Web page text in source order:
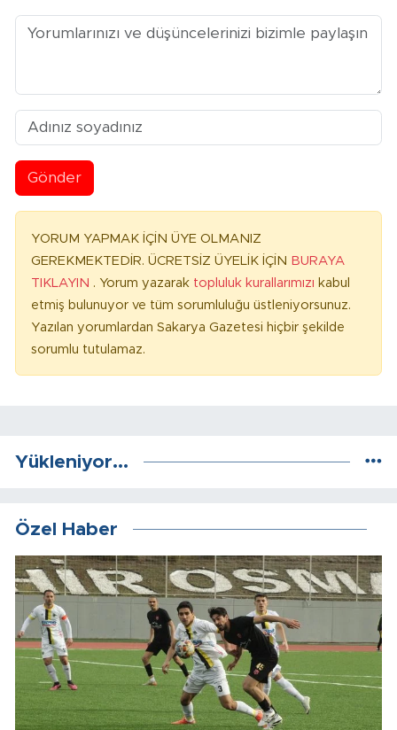
Gönder
YORUM YAPMAK İÇİN ÜYE OLMANIZ
GEREKMEKTEDİR. ÜCRETSİZ ÜYELİK İÇİN BURAYA
TIKLAYIN . Yorum yazarak topluluk kurallarımızı kabul
etmiş bulunuyor ve tüm sorumluluğu üstleniyorsunuz.
Yazılan yorumlardan Sakarya Gazetesi hiçbir şekilde
sorumlu tutulamaz.
Yükleniyor...
Özel Haber